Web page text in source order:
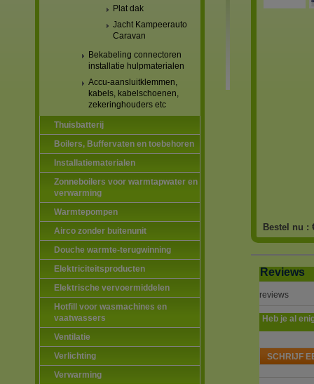
Plat dak
Jacht Kampeerauto
Caravan
Bekabeling connectoren
installatie hulpmaterialen
Accu-aansluitklemmen,
kabels, kabelschoenen,
zekeringhouders etc
Thuisbatterij
Boilers, Buffervaten en toebehoren
Installatiematerialen
Zonneboilers voor warmtapwater en
verwarming
Warmtepompen
Airco zonder buitenunit
Douche warmte-terugwinning
Elektriciteitsproducten
Elektrische vervoermiddelen
Hotfill voor wasmachines en
vaatwassers
Ventilatie
Verlichting
Verwarming
Bestel nu :
Reviews
reviews
Heb je al
SCHRIJF